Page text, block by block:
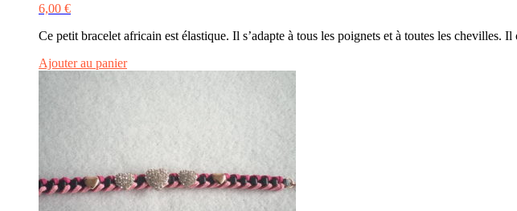
6,00 €
Ce petit bracelet africain est élastique. Il s’adapte à tous les poignets et à toutes les
Ajouter au panier